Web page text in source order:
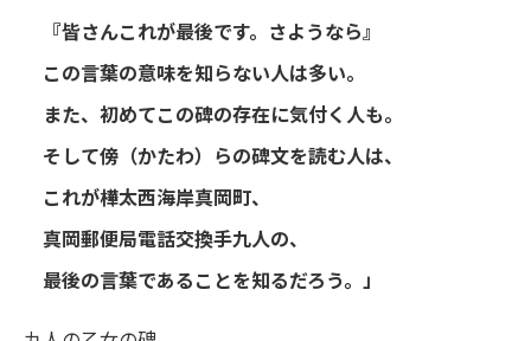
『皆さんこれが最後です。さようなら』
この言葉の意味を知らない人は多い。
また、初めてこの碑の存在に気付く人も。
そして傍（かたわ）らの碑文を読む人は、
これが樺太西海岸真岡町、
真岡郵便局電話交換手九人の、
最後の言葉であることを知るだろう。」